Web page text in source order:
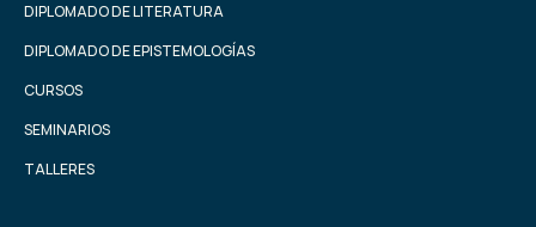
DIPLOMADO DE LITERATURA
DIPLOMADO DE EPISTEMOLOGÍAS
CURSOS
SEMINARIOS
TALLERES